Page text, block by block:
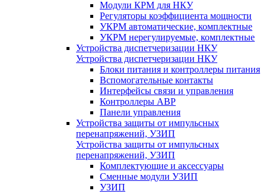
Модули КРМ для НКУ
Регуляторы коэффициента мощности
УКРМ автоматические, комплектные
УКРМ нерегулируемые, комплектные
Устройства диспетчеризации НКУ
Устройства диспетчеризации НКУ
Блоки питания и контроллеры питания
Вспомогательные контакты
Интерфейсы связи и управления
Контроллеры АВР
Панели управления
Устройства защиты от импульсных
перенапряжений, УЗИП
Устройства защиты от импульсных
перенапряжений, УЗИП
Комплектующие и аксессуары
Сменные модули УЗИП
УЗИП